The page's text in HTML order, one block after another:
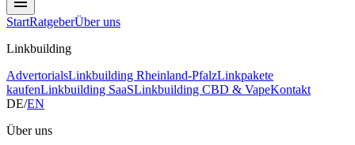
StartRatgeberÜber uns
Linkbuilding
AdvertorialsLinkbuilding Rheinland-PfalzLinkpakete
kaufenLinkbuilding SaaSLinkbuilding CBD & VapeKontakt
DE/EN
Über uns